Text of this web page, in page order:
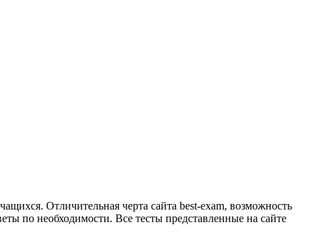
Отличительная черта сайта best-exam, возможность
по необходимости. Все тесты представленные на сайте